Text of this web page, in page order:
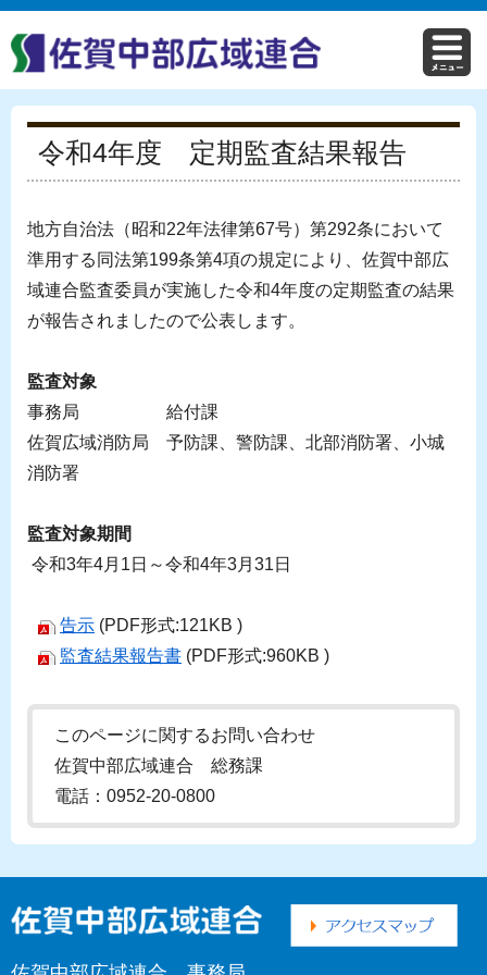
令和4年度 定期監査結果報告
地方自治法（昭和22年法律第67号）第292条において
準用する同法第199条第4項の規定により、佐賀中部広
域連合監査委員が実施した令和4年度の定期監査の結果
が報告されましたので公表します。
監査対象
事務局 給付課
佐賀広域消防局 予防課、警防課、北部消防署、小城
消防署
監査対象期間
令和3年4月1日～令和4年3月31日
告示 (PDF形式:121KB )
監査結果報告書 (PDF形式:960KB )
このページに関するお問い合わせ
佐賀中部広域連合 総務課
電話：0952-20-0800